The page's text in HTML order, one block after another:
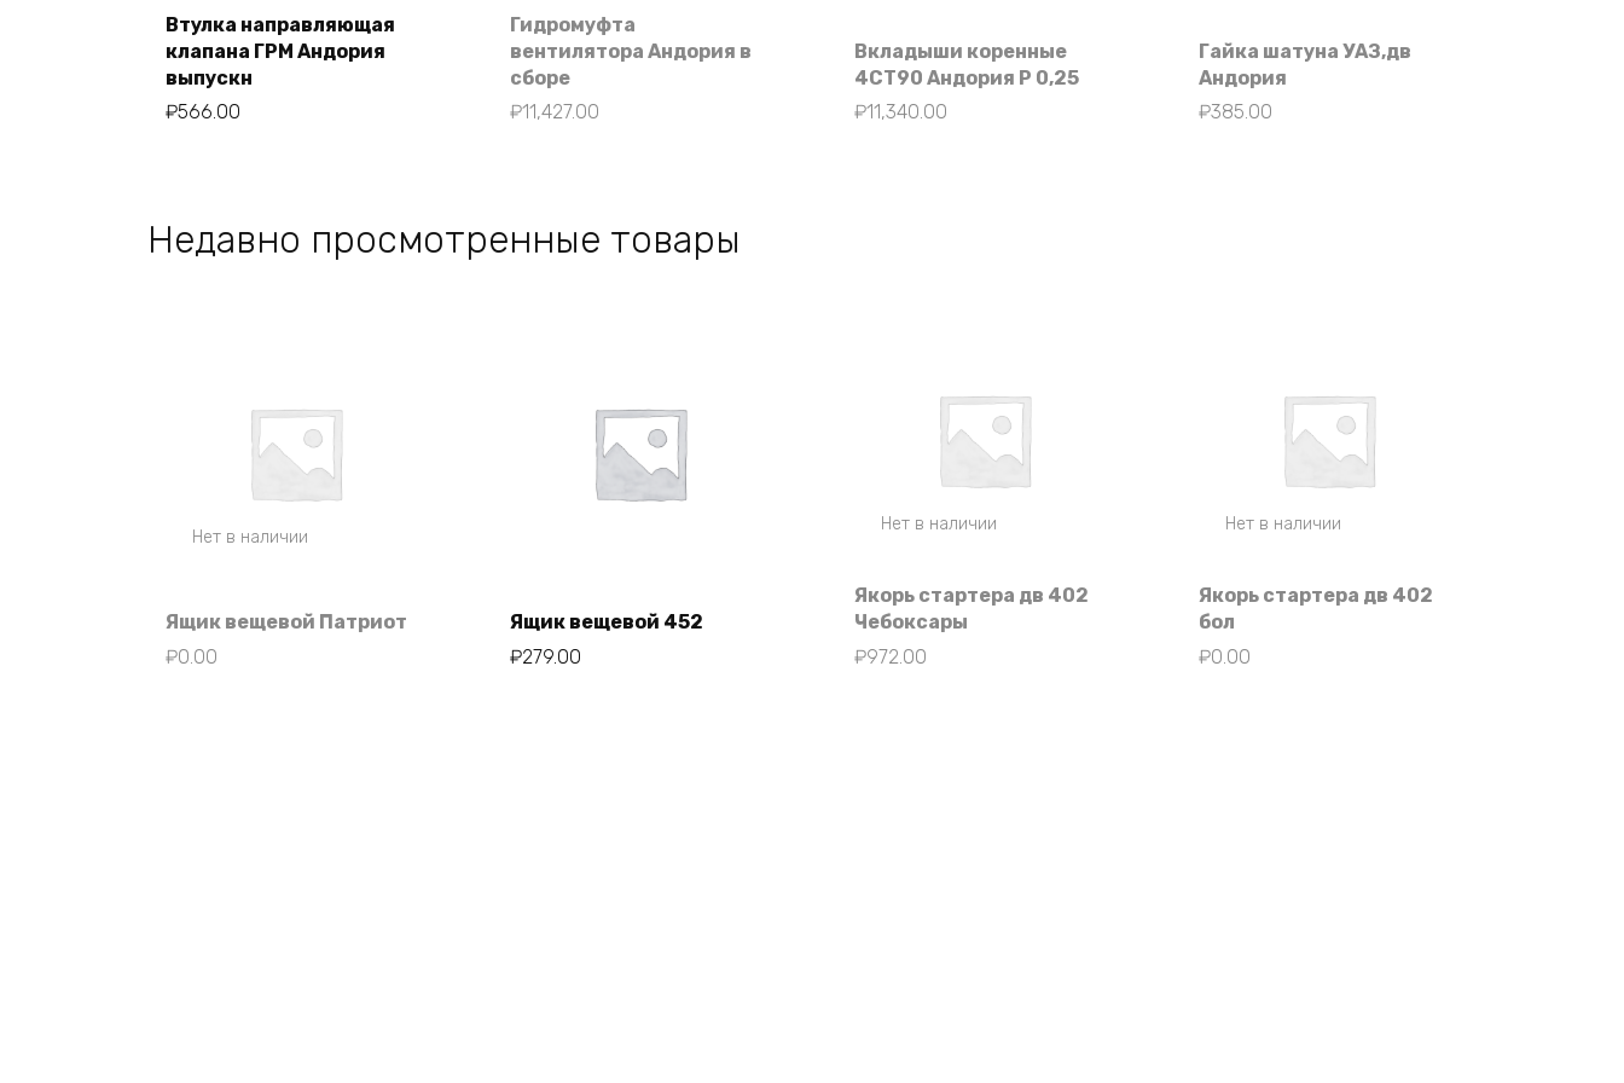
Втулка направляющая
клапана ГРМ Андория
выпускн
₽566.00
Гидромуфта
вентилятора Андория в
сборе
₽11,427.00
Вкладыши коренные
4СТ90 Андория Р 0,25
₽11,340.00
Гайка шатуна УАЗ,дв
Андория
₽385.00
Недавно просмотренные товары
Нет в наличии
Ящик вещевой Патриот
₽0.00
Ящик вещевой 452
₽279.00
Нет в наличии
Якорь стартера дв 402
Чебоксары
₽972.00
Нет в наличии
Якорь стартера дв 402
бол
₽0.00